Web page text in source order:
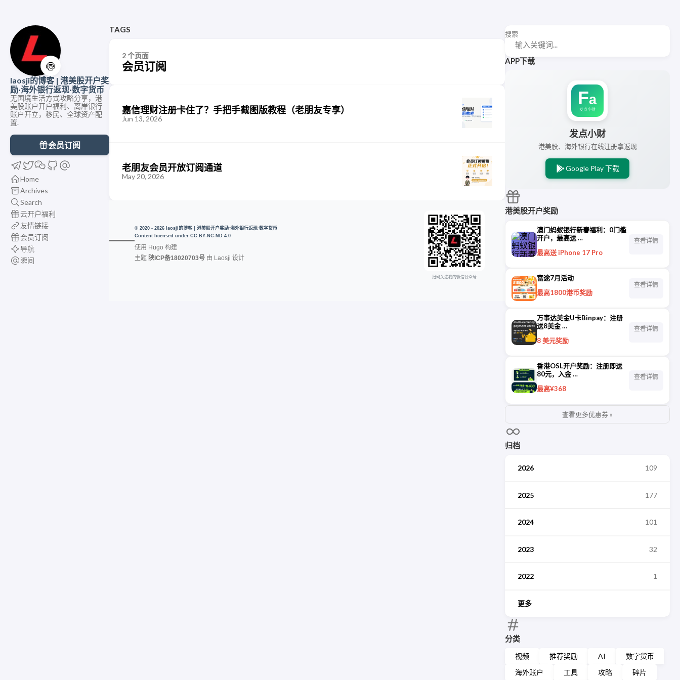
🍥
laosji的博客 | 港美股开户奖
励·海外银行返现·数字货币
无国境生活方式攻略分享，港
美股账户开户福利、离岸银行
账户开立，移民、全球资产配
置.
会员订阅
Home
Archives
Search
云开户福利
友情链接
会员订阅
导航
瞬间
搜索
APP下载
发点小财
港美股、海外银行在线注册拿返现
Google Play 下载
港美股开户奖励
澳门蚂蚁银行新春福利：0门槛
开户，最高送 …
最高送 iPhone 17 Pro
查看详情
富途7月活动
最高1800港币奖励
查看详情
万事达美金U卡Binpay：注册
送8美金 …
8 美元奖励
查看详情
香港OSL开户奖励：注册即送
80元，入金 …
最高¥368
查看详情
查看更多优惠券 »
归档
2026 109
2025 177
2024 101
2023 32
2022 1
更多
分类
视频 推荐奖励 AI
数字货币
海外账户
工具 攻略 碎片
TAGS
2 个页面
会员订阅
嘉信理财注册卡住了？手把手截图版教程（老朋友专享）
Jun 13, 2026
老朋友会员开放订阅通道
May 20, 2026
© 2020 - 2026 laosji的博客 | 港美股开户奖励·海外银行返现·数字货币
Content licensed under CC BY-NC-ND 4.0
使用 Hugo 构建
主题 陕ICP备18020703号由 Laosji 设计
扫码关注我的微信公众号